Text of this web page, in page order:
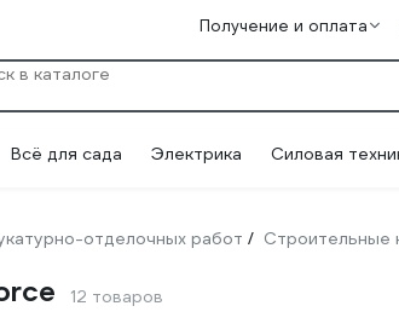
Получение и оплата
Всё для сада Электрика Силовая
отделочных работ / Строительные
12 товаров